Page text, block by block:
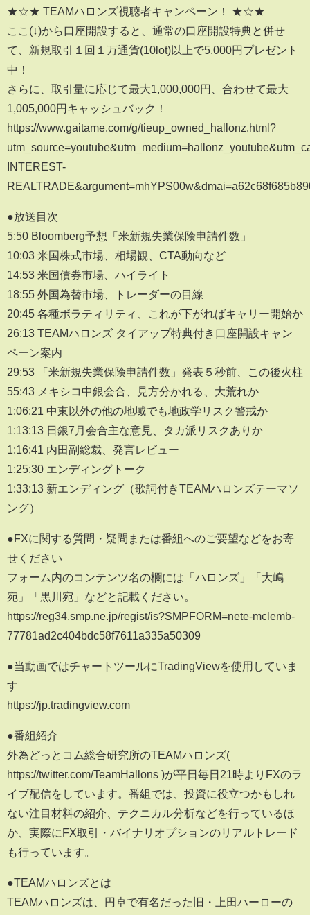
★☆★ TEAMハロンズ視聴者キャンペーン！ ★☆★
ここ(↓)から口座開設すると、通常の口座開設特典と併せ
て、新規取引１回１万通貨(10lot)以上で5,000円プレゼント
中！
さらに、取引量に応じて最大1,000,000円、合わせて最大
1,005,000円キャッシュバック！
https://www.gaitame.com/g/tieup_owned_hallonz.html?
INTEREST-
●放送目次
5:50 Bloomberg予想「米新規失業保険申請件数」
10:03 米国株式市場、相場観、CTA動向など
14:53 米国債券市場、ハイライト
18:55 外国為替市場、トレーダーの目線
20:45 各種ボラティリティ、これが下がればキャリー開始か
26:13 TEAMハロンズ タイアップ特典付き口座開設キャン
ペーン案内
29:53 「米新規失業保険申請件数」発表５秒前、この後火柱
55:43 メキシコ中銀会合、見方分かれる、大荒れか
1:06:21 中東以外の他の地域でも地政学リスク警戒か
1:13:13 日銀7月会合主な意見、タカ派リスクありか
1:16:41 内田副総裁、発言レビュー
1:25:30 エンディングトーク
1:33:13 新エンディング（歌詞付きTEAMハロンズテーマソ
ング）
●FXに関する質問・疑問または番組へのご要望などをお寄
せください
フォーム内のコンテンツ名の欄には「ハロンズ」「大嶋
宛」「黒川宛」などと記載ください。
https://reg34.smp.ne.jp/regist/is?SMPFORM=nete-mclemb-
77781ad2c404bdc58f7611a335a50309
●当動画ではチャートツールにTradingViewを使用していま
す
https://jp.tradingview.com
●番組紹介
外為どっとコム総合研究所のTEAMハロンズ(
https://twitter.com/TeamHallons )が平日毎日21時よりFXのラ
イブ配信をしています。番組では、投資に役立つかもしれ
ない注目材料の紹介、テクニカル分析などを行っているほ
か、実際にFX取引・バイナリオプションのリアルトレード
も行っています。
●TEAMハロンズとは
TEAMハロンズは、円卓で有名だった旧・上田ハーローの